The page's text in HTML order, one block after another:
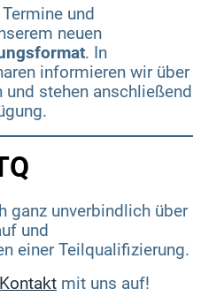
und
neuen
. In
informieren wir über
stehen anschließend
ganz unverbindlich über
und
einer Teilqualifizierung.
Kontakt mit uns auf!